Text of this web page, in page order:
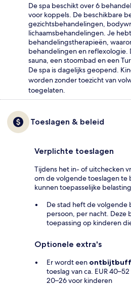
De spa beschikt over 6
voor koppels. De beschikbare
gezichtsbehandelingen,
lichaamsbehandelingen. Je
behandelingstherapieën,
behandelingen en reflexologie.
sauna, een stoombad en een
De spa is dagelijks geopend.
worden zonder toezicht van
toegelaten.
Toeslagen & beleid
Verplichte toeslagen
Tijdens het in- of uitchecken
om de volgende toeslagen te
kunnen toepasselijke
De stad heft de volgende
persoon, per nacht. Deze
toepassing op kinderen
Optionele extra's
Er wordt een
toeslag van ca. EUR
20–26 voor kinderen